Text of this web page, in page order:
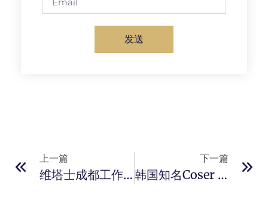
发送
上一篇
维塔士成都工作室新作《唐传奇：琵琶行》曝光 AI实时生成七言律诗
下一篇
韩国知名Coser Myao演绎《妮姬》角色 造型清凉